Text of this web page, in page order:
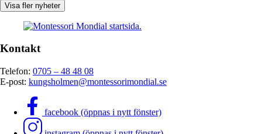
Visa fler nyheter
Kontakt
Telefon: 0705 – 48 48 08
E-post: kungsholmen@montessorimondial.se
facebook (öppnas i nytt fönster)